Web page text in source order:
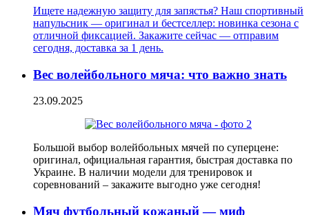
Ищете надежную защиту для запястья? Наш спортивный
напульсник — оригинал и бестселлер: новинка сезона с
отличной фиксацией. Закажите сейчас — отправим
сегодня, доставка за 1 день.
Вес волейбольного мяча: что важно знать
23.09.2025
Большой выбор волейбольных мячей по суперцене:
оригинал, официальная гарантия, быстрая доставка по
Украине. В наличии модели для тренировок и
соревнований – закажите выгодно уже сегодня!
Мяч футбольный кожаный — миф